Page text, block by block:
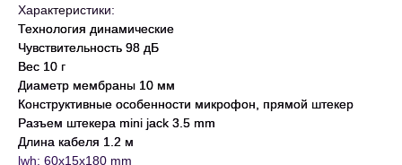
Характеристики:
Технология динамические
Чувствительность 98 дБ
Вес 10 г
Диаметр мембраны 10 мм
Конструктивные особенности микрофон, прямой штекер
Разъем штекера mini jack 3.5 mm
Длина кабеля 1.2 м
lwh: 60x15x180 mm